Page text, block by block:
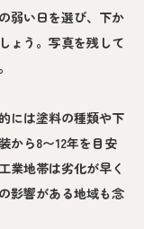
弱い日を選び、下か
ょう。写真を残して
には塗料の種類や下
から8〜12年を目安
業地帯は劣化が早く
影響がある地域も念